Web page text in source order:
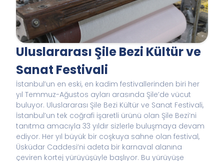
Uluslararası Şile Bezi Kültür ve
Sanat Festivali
İstanbul’un en eski, en kadim festivallerinden biri her
yıl Temmuz-Ağustos ayları arasında Şile’de vücut
buluyor. Uluslararası Şile Bezi Kültür ve Sanat Festivali,
İstanbul’un tek coğrafi işaretli ürünü olan Şile Bezi’ni
tanıtma amacıyla 33 yıldır sizlerle buluşmaya devam
ediyor. Her yıl büyük bir coşkuya sahne olan festival,
Üsküdar Caddesi’ni adeta bir karnaval alanına
çeviren kortej yürüyüşüyle başlıyor. Bu yürüyüşe